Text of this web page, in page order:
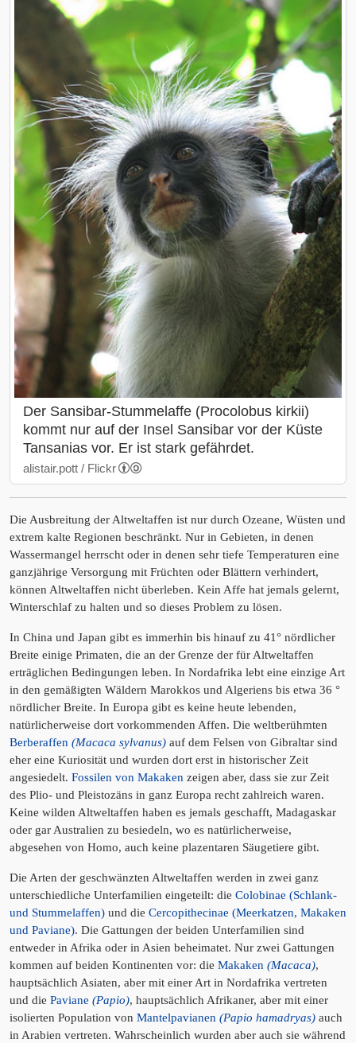
Der Sansibar-Stummelaffe (Procolobus kirkii)
kommt nur auf der Insel Sansibar vor der Küste
Tansanias vor. Er ist stark gefährdet.
alistair.pott / Flickr
Die Ausbreitung der Altweltaffen ist nur durch Ozeane, Wüsten und
extrem kalte Regionen beschränkt. Nur in Gebieten, in denen
Wassermangel herrscht oder in denen sehr tiefe Temperaturen eine
ganzjährige Versorgung mit Früchten oder Blättern verhindert,
können Altweltaffen nicht überleben. Kein Affe hat jemals gelernt,
Winterschlaf zu halten und so dieses Problem zu lösen.
In China und Japan gibt es immerhin bis hinauf zu 41° nördlicher
Breite einige Primaten, die an der Grenze der für Altweltaffen
erträglichen Bedingungen leben. In Nordafrika lebt eine einzige Art
in den gemäßigten Wäldern Marokkos und Algeriens bis etwa 36 °
nördlicher Breite. In Europa gibt es keine heute lebenden,
natürlicherweise dort vorkommenden Affen. Die weltberühmten
Berberaffen (Macaca sylvanus) auf dem Felsen von Gibraltar sind
eher eine Kuriosität und wurden dort erst in historischer Zeit
angesiedelt. Fossilen von Makaken zeigen aber, dass sie zur Zeit
des Plio- und Pleistozäns in ganz Europa recht zahlreich waren.
Keine wilden Altweltaffen haben es jemals geschafft, Madagaskar
oder gar Australien zu besiedeln, wo es natürlicherweise,
abgesehen von Homo, auch keine plazentaren Säugetiere gibt.
Die Arten der geschwänzten Altweltaffen werden in zwei ganz
unterschiedliche Unterfamilien eingeteilt: die Colobinae (Schlank-
und Stummelaffen) und die Cercopithecinae (Meerkatzen, Makaken
und Paviane). Die Gattungen der beiden Unterfamilien sind
entweder in Afrika oder in Asien beheimatet. Nur zwei Gattungen
kommen auf beiden Kontinenten vor: die Makaken (Macaca),
hauptsächlich Asiaten, aber mit einer Art in Nordafrika vertreten
und die Paviane (Papio), hauptsächlich Afrikaner, aber mit einer
isolierten Population von Mantelpavianen (Papio hamadryas) auch
in Arabien vertreten. Wahrscheinlich wurden aber auch sie während